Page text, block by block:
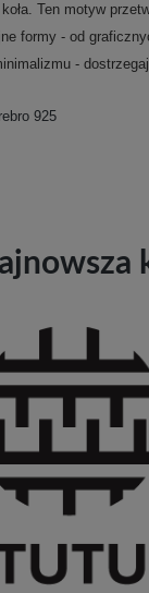
Ten motyw
formy - od
-
925